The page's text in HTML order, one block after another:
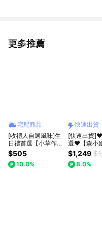
更多推薦
看更多
宅配商品
[收禮人自選風味]生
日禮首選【小草作】
綜合花茶禮 (附禮袋
與生日小卡)
$505
10.0%
快速出貨
[快速出貨
選♥【森小
店】DIY自調
套裝禮盒
$1,249
8.0%